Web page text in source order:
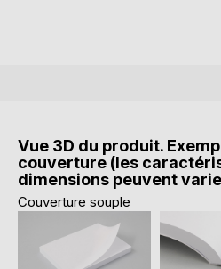
Vue 3D du produit.
couverture (les
dimensions peuvent
Couverture souple